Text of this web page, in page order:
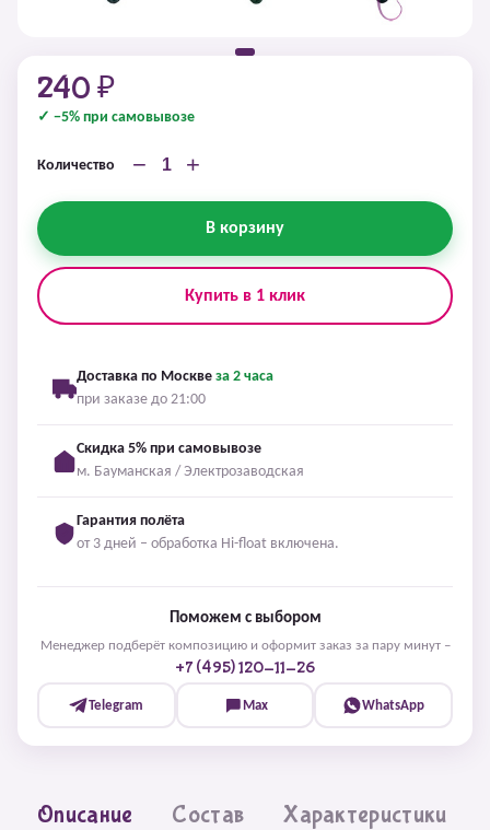
240 ₽
✓ −5% при самовывозе
Количество − +
В корзину
Купить в 1 клик
Доставка по Москве за 2 часа
при заказе до 21:00
Скидка 5% при самовывозе
м. Бауманская / Электрозаводская
Гарантия полёта
от 3 дней – обработка Hi-float включена.
Поможем с выбором
Менеджер подберёт композицию и оформит заказ за пару минут –
+7 (495) 120-11-26
Telegram Max WhatsApp
Описание Состав Характеристики